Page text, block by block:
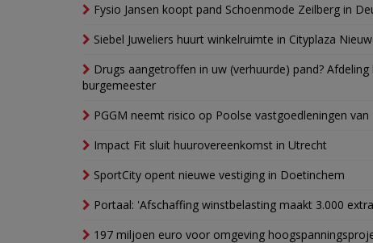
Fysio Jansen koopt pand Schoenmode Zeilberg in
Siebel Juweliers huurt winkelruimte in Cityplaza
Drugs aangetroffen in uw (verhuurde) pand?
burgemeester
PGGM neemt risico op Poolse vastgoedleningen
Impact Fit sluit huurovereenkomst in Utrecht
SportCity opent nieuwe vestiging in Doetinchem
Portaal: 'Afschaffing winstbelasting maakt 3.000
197 miljoen euro voor omgeving